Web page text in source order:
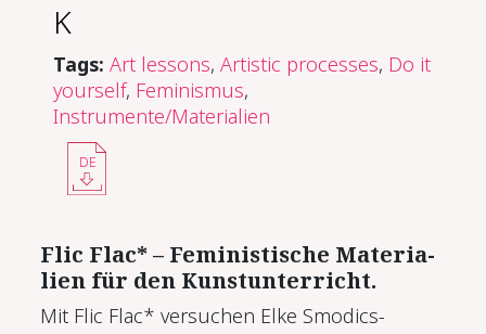
K
Tags:Art lessons, Artistic processes, Do it
yourself, Feminismus,
Instrumente/Materialien
DE
Flic Flac* – Fe­mi­nis­ti­sche Ma­te­ria­
li­en für den Kunstun­ter­richt.
Mit Flic Flac* versuchen Elke Smodics-